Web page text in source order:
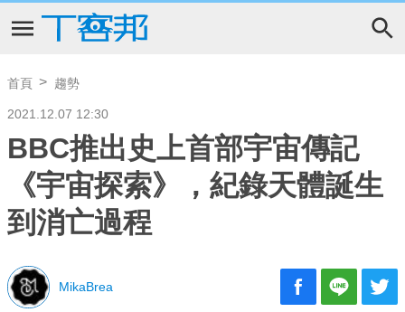
首頁 趨勢
2021.12.07 12:30
BBC推出史上首部宇宙傳記
《宇宙探索》，紀錄天體誕生
到消亡過程
MikaBrea